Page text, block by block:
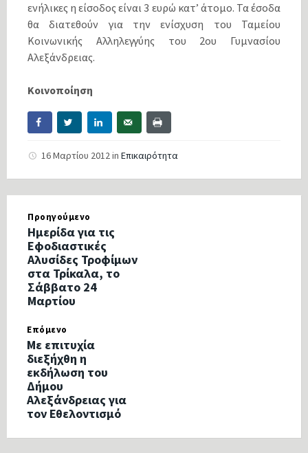
ενήλικες η είσοδος είναι 3 ευρώ κατ’ άτομο. Τα έσοδα
θα διατεθούν για την ενίσχυση του Ταμείου
Κοινωνικής Αλληλεγγύης του 2ου Γυμνασίου
Αλεξάνδρειας.
Κοινοποίηση
16 Μαρτίου 2012in Επικαιρότητα
Προηγούμενο
Ημερίδα για τις
Εφοδιαστικές
Αλυσίδες Τροφίμων
στα Τρίκαλα, το
Σάββατο 24
Μαρτίου
Επόμενο
Με επιτυχία
διεξήχθη η
εκδήλωση του
Δήμου
Αλεξάνδρειας για
τον Εθελοντισμό